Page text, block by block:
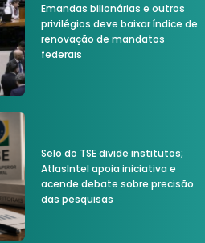
Emandas bilionárias e outros
privilégios deve baixar índice de
renovação de mandatos
federais
Selo do TSE divide institutos;
AtlasIntel apoia iniciativa e
acende debate sobre precisão
das pesquisas